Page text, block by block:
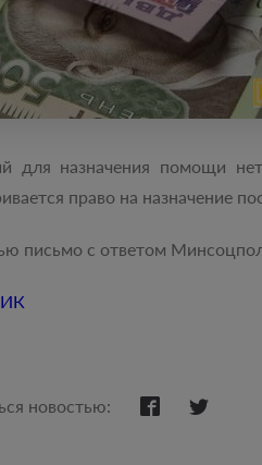
для назначения помощи
право на назначение
письмо с ответом
новостью: